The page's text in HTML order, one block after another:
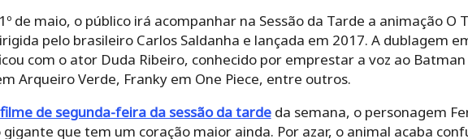
de maio, o público irá acompanhar na Sessão da Tarde a animação O
pelo brasileiro Carlos Saldanha e lançada em 2017. A dublagem
com o ator Duda Ribeiro, conhecido por emprestar a voz ao
Arqueiro Verde, Franky em One Piece, entre outros.
filme de segunda-feira da sessão da tardeda semana, o personagem
gigante que tem um coração maior ainda. Por azar, o animal acaba